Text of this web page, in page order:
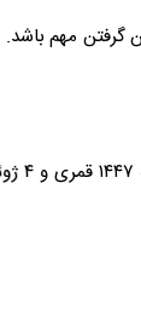
مهم باشد.